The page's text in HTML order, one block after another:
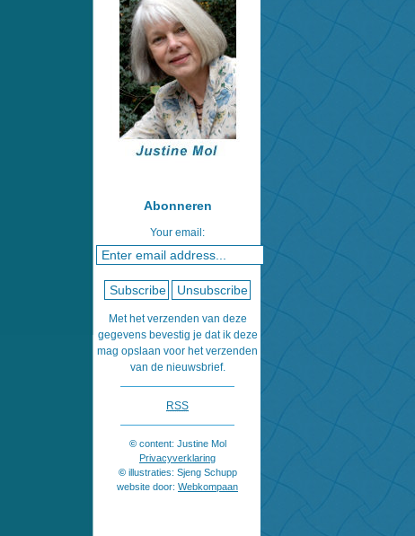
Abonneren
Your email:
Met het verzenden van deze
gegevens bevestig je dat ik deze
mag opslaan voor het verzenden
van de nieuwsbrief.
RSS
©content: Justine Mol
Privacyverklaring
©illustraties: Sjeng Schupp
website door: Webkompaan